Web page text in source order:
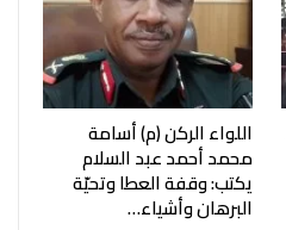
اللواء الركن (م) أسامة
محمد أحمد عبد السلام
يكتب: وقفة العطا وتحيّة
البرهان وأشياء…